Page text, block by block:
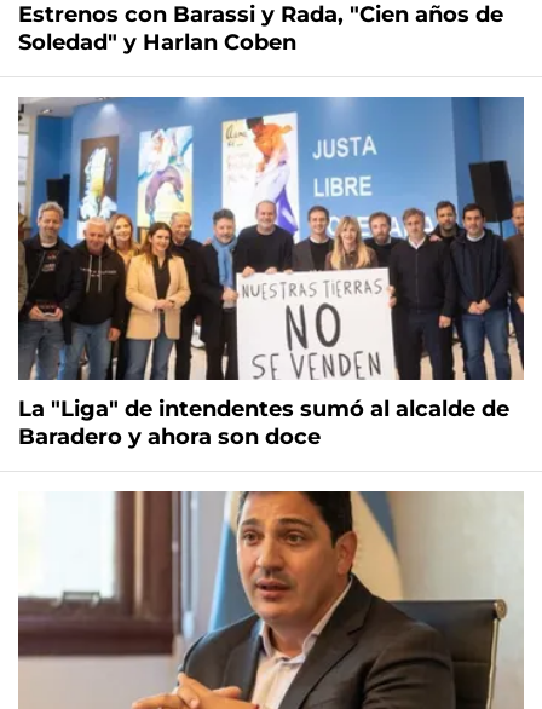
Estrenos con Barassi y Rada, "Cien años de
Soledad" y Harlan Coben
La "Liga" de intendentes sumó al alcalde de
Baradero y ahora son doce